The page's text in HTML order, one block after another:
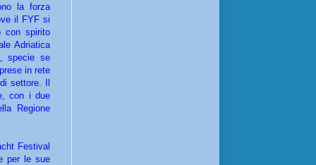
la forza
il FYF si
con spirito
Adriatica
specie se
in rete
settore. Il
con i due
Regione
Festival
per le sue